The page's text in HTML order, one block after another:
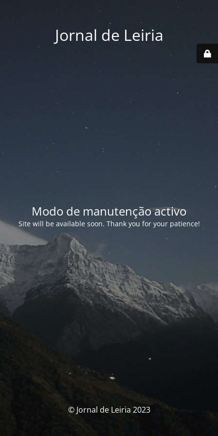
Jornal de Leiria
Modo de manutenção activo
Site will be available soon. Thank you for your patience!
© Jornal de Leiria 2023